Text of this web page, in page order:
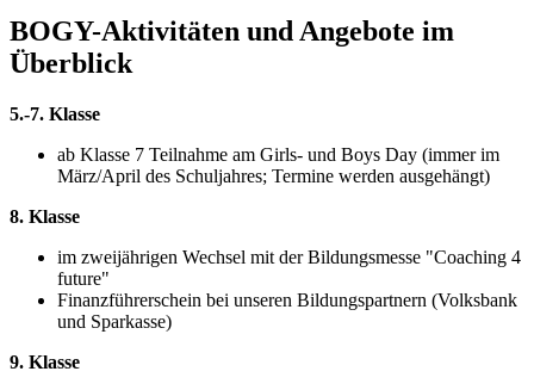
BOGY-Aktivitäten und Angebote im
Überblick
5.-7. Klasse
ab Klasse 7 Teilnahme am Girls- und Boys Day (immer im
März/April des Schuljahres; Termine werden ausgehängt)
8. Klasse
im zweijährigen Wechsel mit der Bildungsmesse "Coaching 4
future"
Finanzführerschein bei unseren Bildungspartnern (Volksbank
und Sparkasse)
9. Klasse